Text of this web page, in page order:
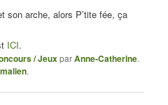
son arche, alors P’tite fée, ça
ICI.
/ JeuxparAnne-Catherine.
.